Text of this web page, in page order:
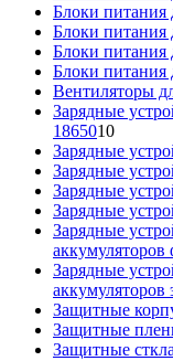
Блоки питания
Блоки питания
Блоки питания
Блоки питания
Вентиляторы
Зарядные
186501010
товаров
Зарядные
Зарядные
Зарядные
Зарядные
Зарядные
аккумуляторов
Зарядные
аккумуляторов
Защитные
Защитные
Защитные